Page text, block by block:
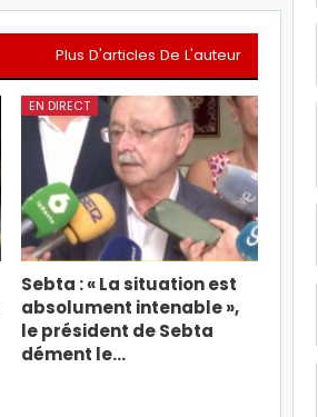
Plus D'articles De L'auteur
EN DIRECT
Sebta : « La situation est
absolument intenable »,
le président de Sebta
dément le…